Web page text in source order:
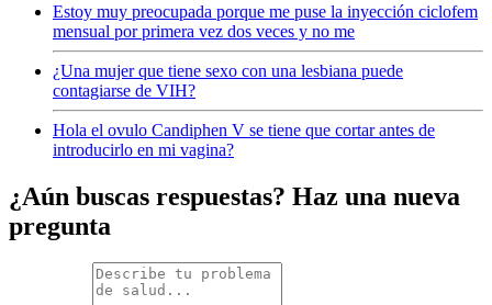
Estoy muy preocupada porque me puse la inyección ciclofem
mensual por primera vez dos veces y no me
¿Una mujer que tiene sexo con una lesbiana puede
contagiarse de VIH?
Hola el ovulo Candiphen V se tiene que cortar antes de
introducirlo en mi vagina?
¿Aún buscas respuestas? Haz una nueva
pregunta